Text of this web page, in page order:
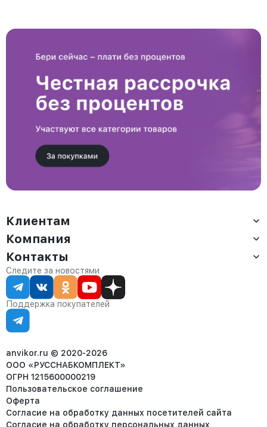
Клиентам
Доставка
Оплата
Сервис
Статус заказа
Статьи
Компания
О компании
Контакты
Партнёрам
Контакты
Отдел продаж:
8 (800) 234-22-62
corp@anvikor.ru
Ежедневно, с 7:00-19:00 (МСК)
Отдел рекламации:
8 (953) 455-25-61
Следите за новостями
Поддержка покупателей
anvikor.ru © 2020-2026
ООО «РУССНАБКОМПЛЕКТ»
ОГРН 1215600000219
Пользовательское соглашение
Оферта
Согласие на обработку данных посетителей сайта
Согласие на обработку персональных данных